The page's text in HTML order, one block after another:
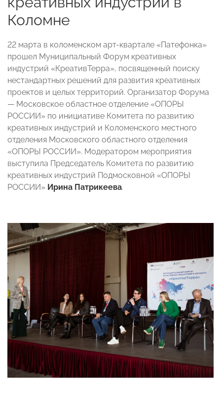
Коломне
22 марта в коломенском арт-квартале «Патефонка»
прошел Муниципальный Форум креативных
индустрий «КреативТерра», посвященный поиску
нестандартных решений для развития креативных
проектов и целых территорий. Организатор Форума
— Московское областное отделение «ОПОРЫ
РОССИИ» по инициативе Комитета по развитию
креативных индустрий и Коломенского местного
отделения Московского областного отделения
«ОПОРЫ РОССИИ». Модератором мероприятия
выступила Председатель Комитета по развитию
креативных индустрий Подмосковной «ОПОРЫ
РОССИИ» Ирина Патрикеева.